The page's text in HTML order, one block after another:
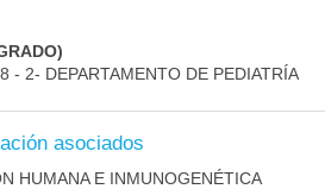
- 2- DEPARTAMENTO DE PEDIATRÍA
asociados
HUMANA E INMUNOGENÉTICA